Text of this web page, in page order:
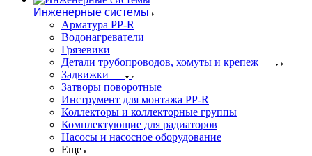
Инженерные системы
Арматура PP-R
Водонагреватели
Грязевики
Детали трубопроводов, хомуты и крепеж
Задвижки
Затворы поворотные
Инструмент для монтажа PP-R
Коллекторы и коллекторные группы
Комплектующие для радиаторов
Насосы и насосное оборудование
Еще